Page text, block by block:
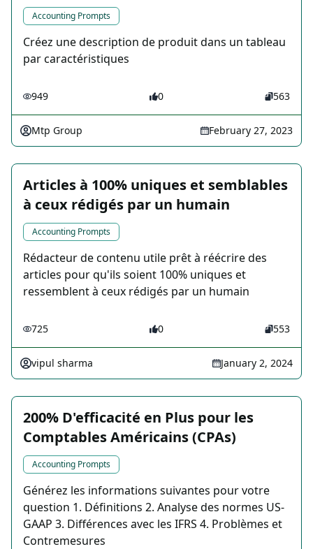
Accounting Prompts
Créez une description de produit dans un tableau
par caractéristiques
949 0 563
Mtp Group February 27, 2023
Articles à 100% uniques et semblables
à ceux rédigés par un humain
Accounting Prompts
Rédacteur de contenu utile prêt à réécrire des
articles pour qu'ils soient 100% uniques et
ressemblent à ceux rédigés par un humain
725 0 553
vipul sharma January 2, 2024
200% D'efficacité en Plus pour les
Comptables Américains (CPAs)
Accounting Prompts
Générez les informations suivantes pour votre
question 1. Définitions 2. Analyse des normes US-
GAAP 3. Différences avec les IFRS 4. Problèmes et
Contremesures